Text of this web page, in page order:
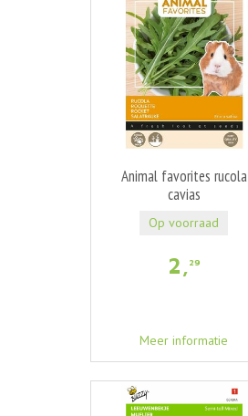
Animal favorites rucola
cavias
2,29
Meer informatie
Op voorraad